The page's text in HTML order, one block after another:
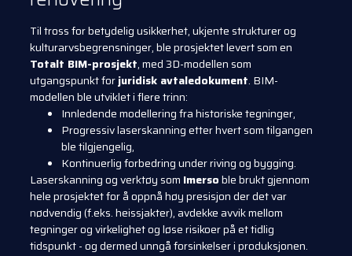
Til tross for betydelig usikkerhet, ukjente strukturer og
kulturarvsbegrensninger, ble prosjektet levert som en
Totalt BIM-prosjekt, med 3D-modellen som
utgangspunkt forjuridisk avtaledokument. BIM-
modellen ble utviklet i flere trinn:
Innledende modellering fra historiske tegninger,
Progressiv laserskanning etter hvert som tilgangen
ble tilgjengelig,
Kontinuerlig forbedring under riving og bygging.
Laserskanning og verktøy som Imersoble brukt gjennom
hele prosjektet for å oppnå høy presisjon der det var
nødvendig (f.eks. heissjakter), avdekke avvik mellom
tegninger og virkelighet og løse risikoer på et tidlig
tidspunkt - og dermed unngå forsinkelser i produksjonen.